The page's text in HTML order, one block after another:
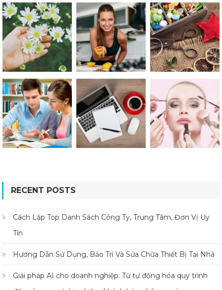
RECENT POSTS
Cách Lập Top Danh Sách Công Ty, Trung Tâm, Đơn Vị Uy
Tín
Hướng Dẫn Sử Dụng, Bảo Trì Và Sửa Chữa Thiết Bị Tại Nhà
Giải pháp AI cho doanh nghiệp: Từ tự động hóa quy trình